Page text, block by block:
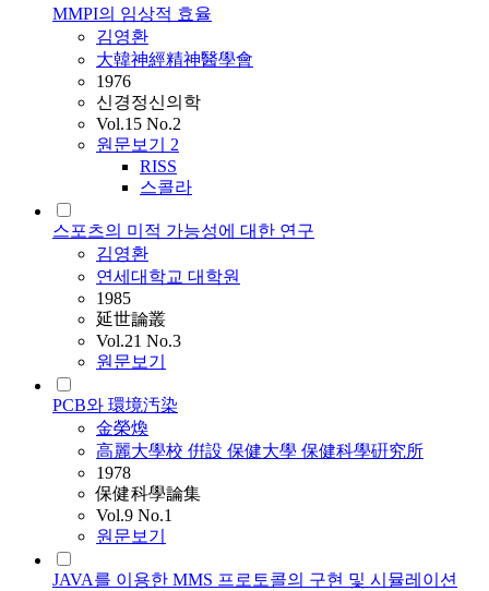
MMPI의 임상적 효율
김영환
大韓神經精神醫學會
1976
신경정신의학
Vol.15 No.2
원문보기 2
RISS
스콜라
스포츠의 미적 가능성에 대한 연구
김영환
연세대학교 대학원
1985
延世論叢
Vol.21 No.3
원문보기
PCB와 環境汚染
金榮煥
高麗大學校 倂設 保健大學 保健科學硏究所
1978
保健科學論集
Vol.9 No.1
원문보기
JAVA를 이용한 MMS 프로토콜의 구현 및 시뮬레이션